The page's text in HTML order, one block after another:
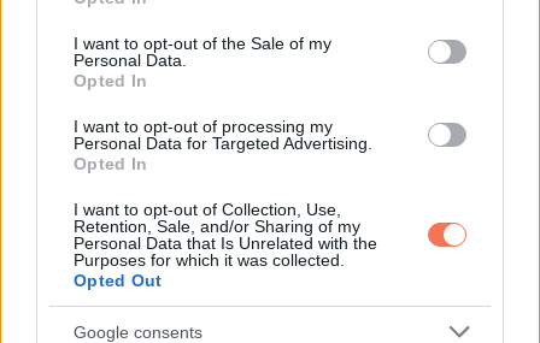
use your data for below specified purposes in below Google
consent section.
I want to opt-out of the Sale of my
Personal Data.
Opted In
I want to opt-out of processing my
Personal Data for Targeted Advertising.
Opted In
I want to opt-out of Collection, Use,
Retention, Sale, and/or Sharing of my
Personal Data that Is Unrelated with the
Purposes for which it was collected.
Opted Out
Google consents
terhelje túl a költségvetést.
Mi a következő lépés?
A 14. havi nyugdíj bevezetése egyelőre csak egy javaslat, és
a kormány még nem hozta meg a végső döntést. Azonban a
változtatás lehetősége azt mutatja, hogy a kormány
komolyan foglalkozik a nyugdíjasok problémáival, és
törekszik arra, hogy a jövőben javítsa életminőségüket.